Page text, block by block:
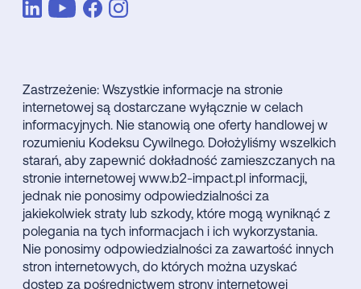
Zastrzeżenie: Wszystkie informacje na stronie
internetowej są dostarczane wyłącznie w celach
informacyjnych. Nie stanowią one oferty handlowej w
rozumieniu Kodeksu Cywilnego. Dołożyliśmy wszelkich
starań, aby zapewnić dokładność zamieszczanych na
stronie internetowej www.b2-impact.pl informacji,
jednak nie ponosimy odpowiedzialności za
jakiekolwiek straty lub szkody, które mogą wyniknąć z
polegania na tych informacjach i ich wykorzystania.
Nie ponosimy odpowiedzialności za zawartość innych
stron internetowych, do których można uzyskać
dostęp za pośrednictwem strony internetowej